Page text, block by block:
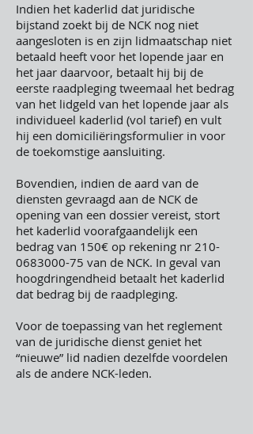
Indien het kaderlid dat juridische
bijstand zoekt bij de NCK nog niet
aangesloten is en zijn lidmaatschap niet
betaald heeft voor het lopende jaar en
het jaar daarvoor, betaalt hij bij de
eerste raadpleging tweemaal het bedrag
van het lidgeld van het lopende jaar als
individueel kaderlid (vol tarief) en vult
hij een domiciliëringsformulier in voor
de toekomstige aansluiting.
Bovendien, indien de aard van de
diensten gevraagd aan de NCK de
opening van een dossier vereist, stort
het kaderlid voorafgaandelijk een
bedrag van 150€ op rekening nr 210-
0683000-75 van de NCK. In geval van
hoogdringendheid betaalt het kaderlid
dat bedrag bij de raadpleging.
Voor de toepassing van het reglement
van de juridische dienst geniet het
“nieuwe” lid nadien dezelfde voordelen
als de andere NCK-leden.